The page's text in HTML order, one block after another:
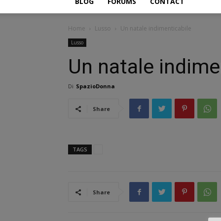
Home Lusso Un natale indimenticabile
Lusso
Un natale
Di SpazioDonna
Share
TAGS
Share